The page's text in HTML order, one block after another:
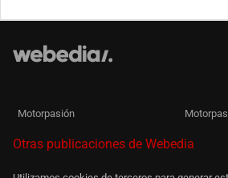
Motorpasión
Otras publicaciones de Webedia